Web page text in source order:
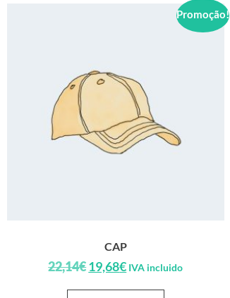
Promoção!
CAP
22,14€19,68€ IVA incluido